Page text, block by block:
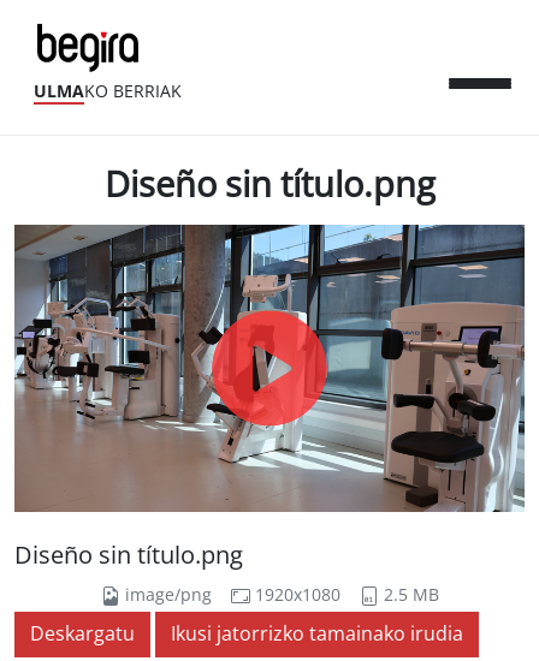
ULMAKO BERRIAK
Diseño sin título.png
Diseño sin título.png
image/png 1920x1080 2.5 MB
Deskargatu Ikusi jatorrizko tamainako irudia